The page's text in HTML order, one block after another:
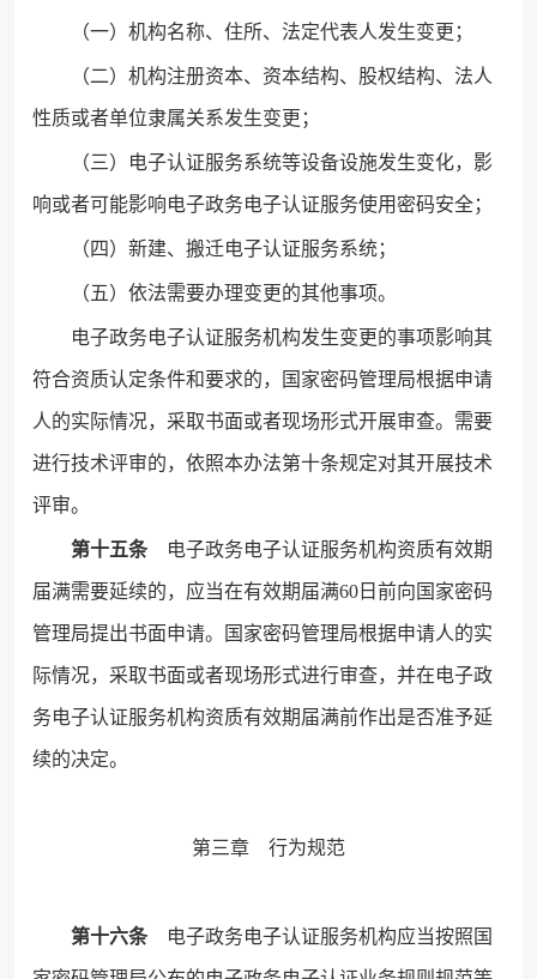
（一）机构名称、住所、法定代表人发生变更；
（二）机构注册资本、资本结构、股权结构、法人
性质或者单位隶属关系发生变更；
（三）电子认证服务系统等设备设施发生变化，影
响或者可能影响电子政务电子认证服务使用密码安全；
（四）新建、搬迁电子认证服务系统；
（五）依法需要办理变更的其他事项。
电子政务电子认证服务机构发生变更的事项影响其
符合资质认定条件和要求的，国家密码管理局根据申请
人的实际情况，采取书面或者现场形式开展审查。需要
进行技术评审的，依照本办法第十条规定对其开展技术
评审。
第十五条电子政务电子认证服务机构资质有效期
届满需要延续的，应当在有效期届满60日前向国家密码
管理局提出书面申请。国家密码管理局根据申请人的实
际情况，采取书面或者现场形式进行审查，并在电子政
务电子认证服务机构资质有效期届满前作出是否准予延
续的决定。
第三章 行为规范
第十六条电子政务电子认证服务机构应当按照国